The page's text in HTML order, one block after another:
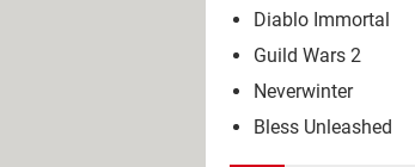
Diablo Immortal
Guild Wars 2
Neverwinter
Bless Unleashed